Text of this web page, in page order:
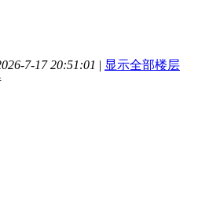
7-17 20:51:01 | 显示全部楼层